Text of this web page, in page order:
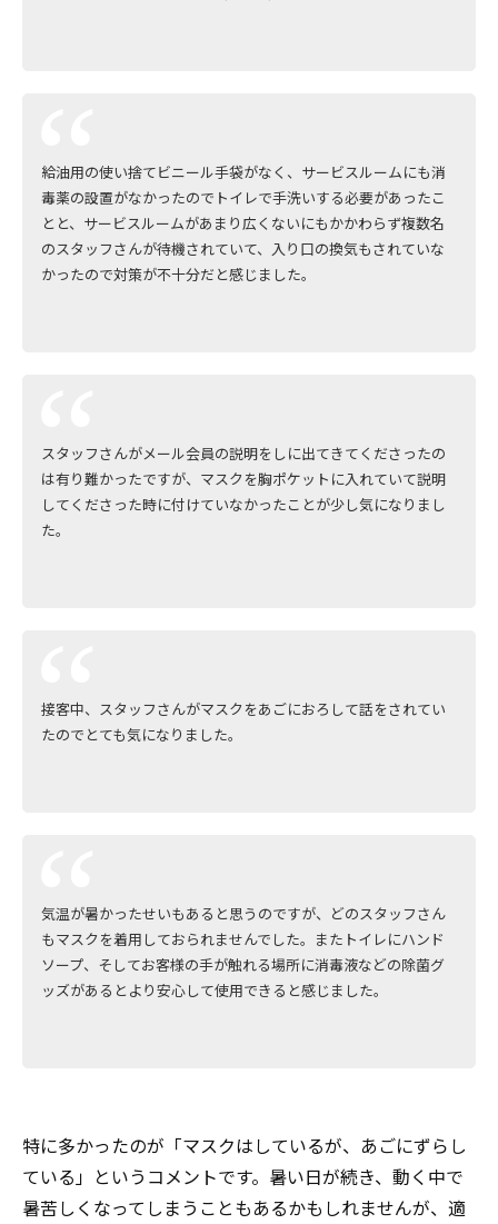
給油用の使い捨てビニール手袋がなく、サービスルームにも消
毒薬の設置がなかったのでトイレで手洗いする必要があったこ
とと、サービスルームがあまり広くないにもかかわらず複数名
のスタッフさんが待機されていて、入り口の換気もされていな
かったので対策が不十分だと感じました。
スタッフさんがメール会員の説明をしに出てきてくださったの
は有り難かったですが、マスクを胸ポケットに入れていて説明
してくださった時に付けていなかったことが少し気になりまし
た。
接客中、スタッフさんがマスクをあごにおろして話をされてい
たのでとても気になりました。
気温が暑かったせいもあると思うのですが、どのスタッフさん
もマスクを着用しておられませんでした。またトイレにハンド
ソープ、そしてお客様の手が触れる場所に消毒液などの除菌グ
ッズがあるとより安心して使用できると感じました。
特に多かったのが「マスクはしているが、あごにずらし
ている」というコメントです。暑い日が続き、動く中で
暑苦しくなってしまうこともあるかもしれませんが、適